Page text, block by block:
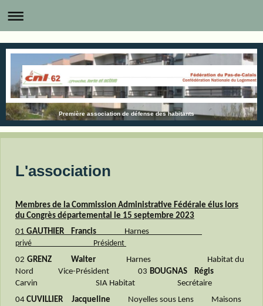
Première association de défense des habitants
L'association
Membres de la Commission Administrative Fédérale élus lors
du Congrès départemental le 15 septembre 2023
01 GAUTHIER Francis
Harnes
privé Président
02 GRENZ Walter
Harnes Habitat du
Nord Vice-Président
03 BOUGNAS Régis
Carvin SIA Habitat Secrétaire
04 CUVILLIER Jacqueline Noyelles sous Lens Maisons